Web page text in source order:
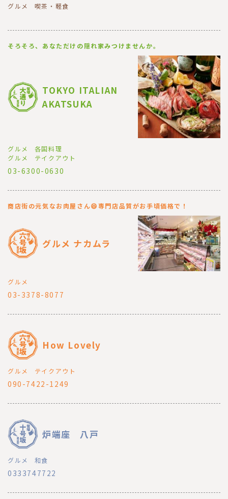
グルメ 喫茶・軽食
そろそろ、あなただけの隠れ家みつけませんか。
TOKYO ITALIAN
AKATSUKA
グルメ
各国料理
グルメ
テイクアウト
03-6300-0630
商店街の元気なお肉屋さん😄専門店品質がお手頃価格で！
グルメ ナカムラ
グルメ
03-3378-8077
How Lovely
グルメ テイクアウト
090-7422-1249
炉端座 八戸
グルメ 和食
0333747722